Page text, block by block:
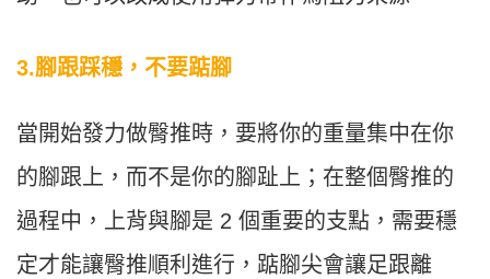
3.腳跟踩穩，不要踮腳
當開始發力做臀推時，要將你的重量集中在你
的腳跟上，而不是你的腳趾上；在整個臀推的
過程中，上背與腳是 2 個重要的支點，需要穩
定才能讓臀推順利進行，踮腳尖會讓足跟離